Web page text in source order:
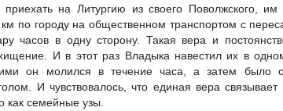
приехать на Литургию из своего Поволжского, им
км по городу на общественном транспортом с
часов в одну сторону. Такая вера и
И в этот раз Владыка навестил их в
он молился в течение часа, а затем было
И чувствовалось, что единая вера связывает
как семейные узы.